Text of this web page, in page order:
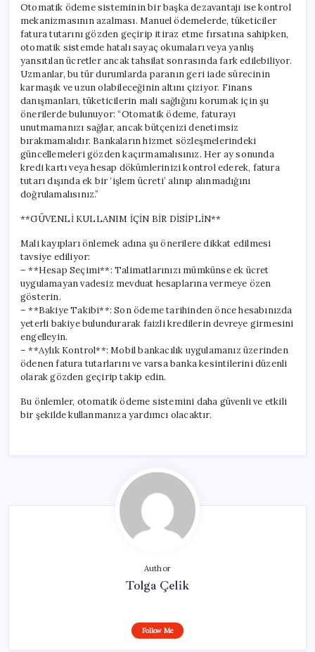
Otomatik ödeme sisteminin bir başka dezavantajı ise kontrol
mekanizmasının azalması. Manuel ödemelerde, tüketiciler
fatura tutarını gözden geçirip itiraz etme fırsatına sahipken,
otomatik sistemde hatalı sayaç okumaları veya yanlış
yansıtılan ücretler ancak tahsilat sonrasında fark edilebiliyor.
Uzmanlar, bu tür durumlarda paranın geri iade sürecinin
karmaşık ve uzun olabileceğinin altını çiziyor. Finans
danışmanları, tüketicilerin mali sağlığını korumak için şu
önerilerde bulunuyor: “Otomatik ödeme, faturayı
unutmamanızı sağlar, ancak bütçenizi denetimsiz
bırakmamalıdır. Bankaların hizmet sözleşmelerindeki
güncellemeleri gözden kaçırmamalısınız. Her ay sonunda
kredi kartı veya hesap dökümlerinizi kontrol ederek, fatura
tutarı dışında ek bir ‘işlem ücreti’ alınıp alınmadığını
doğrulamalısınız.”
**GÜVENLİ KULLANIM İÇİN BİR DİSİPLİN**
Mali kayıpları önlemek adına şu önerilere dikkat edilmesi
tavsiye ediliyor:
– **Hesap Seçimi**: Talimatlarınızı mümkünse ek ücret
uygulamayan vadesiz mevduat hesaplarına vermeye özen
gösterin.
– **Bakiye Takibi**: Son ödeme tarihinden önce hesabınızda
yeterli bakiye bulundurarak faizli kredilerin devreye girmesini
engelleyin.
– **Aylık Kontrol**: Mobil bankacılık uygulamanız üzerinden
ödenen fatura tutarlarını ve varsa banka kesintilerini düzenli
olarak gözden geçirip takip edin.
Bu önlemler, otomatik ödeme sistemini daha güvenli ve etkili
bir şekilde kullanmanıza yardımcı olacaktır.
Author
Tolga Çelik
Follow Me